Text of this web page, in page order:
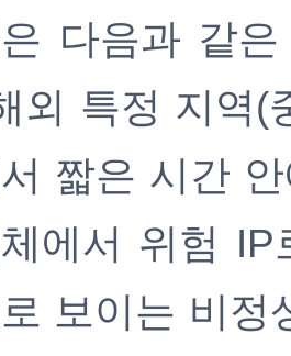
다음과 같
외 특정 지역(
짧은 시간
에서 위험
보이는 비정